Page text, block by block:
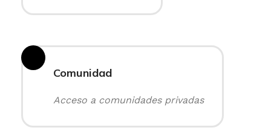
Comunidad
Acceso a comunidades privadas